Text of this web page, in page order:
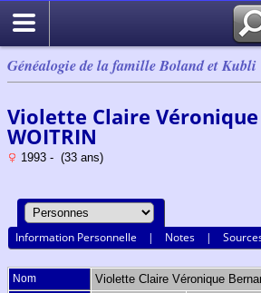
Généalogie de la famille Boland et Kubli
Violette Claire
WOITRIN
1993 - (33 ans)
Information Personnelle | Notes |
Nom Violette Claire Véronique